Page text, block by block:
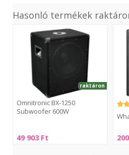
Hasonló termékek
Subwoofer
Omnitronic BX-1250
Subwoofer 600W
49 903 Ft
raktáron
BX-
X18B